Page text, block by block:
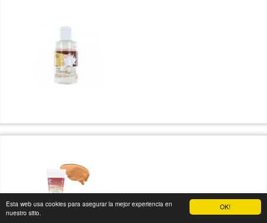
OK!
Esta web usa cookies para asegurar la mejor experiencia en
nuestro sitio.